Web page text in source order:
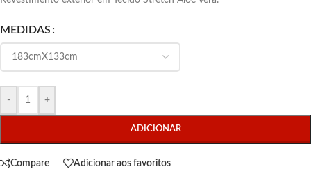
MEDIDAS
- +
ADICIONAR
Compare Adicionar aos favoritos